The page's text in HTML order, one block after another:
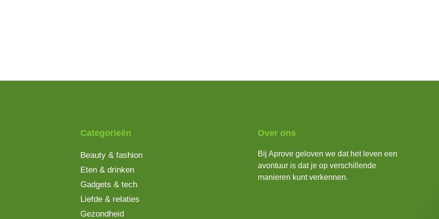
Categorieën
Beauty & fashion
Eten & drinken
Gadgets & tech
Liefde & relaties
Gezondheid
Over ons
Bij Aprove geloven we dat het leven een
avontuur is dat je op verschillende
manieren kunt verkennen.